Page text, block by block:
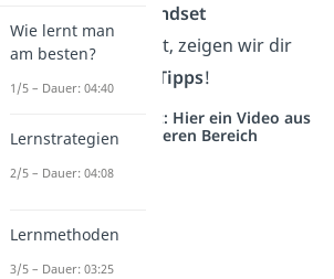
positives Mindset
aufbauen
kannst, zeigen wir dir
10 Tipps!
Studyflix vernetzt: Hier ein Video aus
einem anderen Bereich
Wie lernt man
am besten?
1/5 – Dauer: 04:40
Lernstrategien
2/5 – Dauer: 04:08
Lernmethoden
3/5 – Dauer: 03:25